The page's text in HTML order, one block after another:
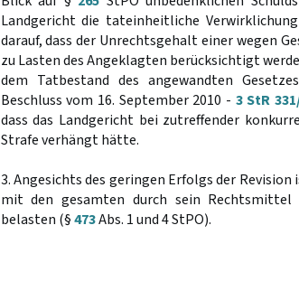
Landgericht die tateinheitliche
darauf, dass der Unrechtsgehalt einer wegen
zu Lasten des Angeklagten berücksichtigt
dem Tatbestand des angewandten
Beschluss vom 16. September 2010 - 3 StR
dass das Landgericht bei zutreffender
Strafe verhängt hätte.
3. Angesichts des geringen Erfolgs der
mit den gesamten durch sein Rechtsmittel
belasten (§473Abs. 1 und 4 StPO).